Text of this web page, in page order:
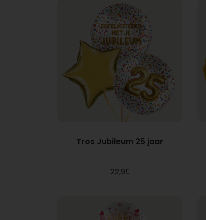
Tros Jubileum 25 jaar
22,95